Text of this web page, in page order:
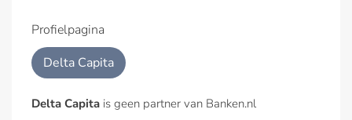
Profielpagina
Delta Capita
Delta Capita is geen partner van Banken.nl